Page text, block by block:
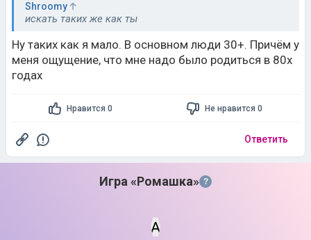
Shroomy
искать таких же как ты
Ну таких как я мало. В основном люди 30+. Причём у
меня ощущение, что мне надо было родиться в 80х
годах
Нравится 0 Не нравится 0
Ответить
Игра «Ромашка» ?
А